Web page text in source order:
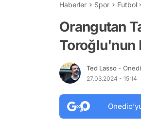
Haberler Spor Futbol
Orangutan
Toroğlu'nun
Ted Lasso -
27.03.2024 - 15:14